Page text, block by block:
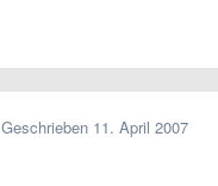
Geschrieben 11. April 2007